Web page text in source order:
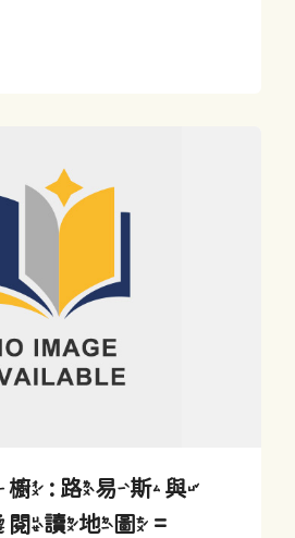
: 路易斯與
讀地圖 =